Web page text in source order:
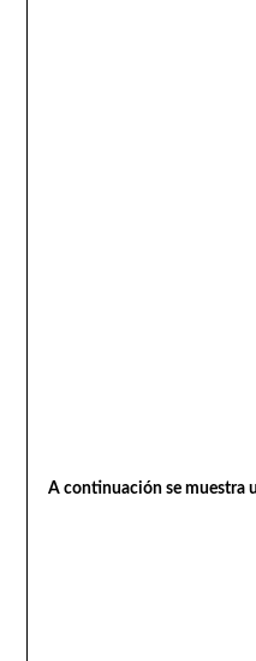
A continuación se muestra